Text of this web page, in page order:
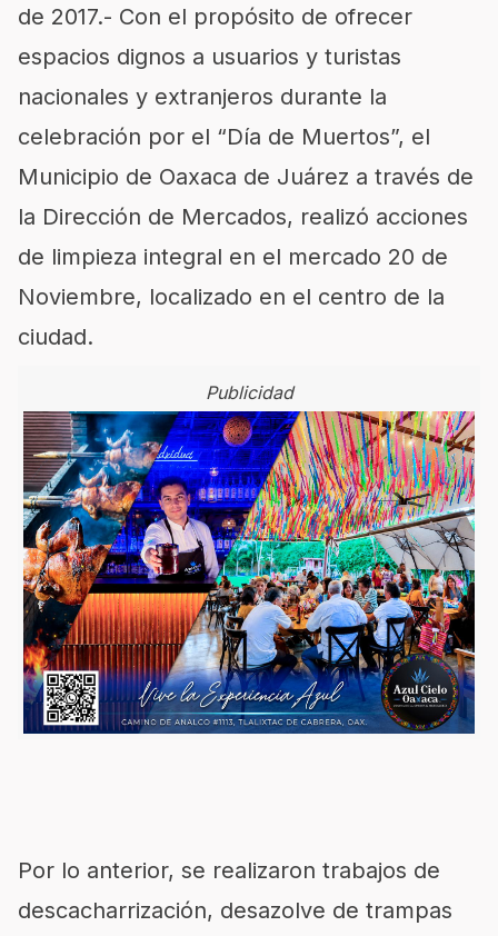
de 2017.- Con el propósito de ofrecer
espacios dignos a usuarios y turistas
nacionales y extranjeros durante la
celebración por el “Día de Muertos”, el
Municipio de Oaxaca de Juárez a través de
la Dirección de Mercados, realizó acciones
de limpieza integral en el mercado 20 de
Noviembre, localizado en el centro de la
ciudad.
Publicidad
Por lo anterior, se realizaron trabajos de
descacharrización, desazolve de trampas